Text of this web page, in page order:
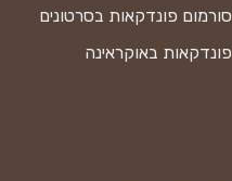
סורמום פונדקאות בסרטונים
פונדקאות באוקראינה